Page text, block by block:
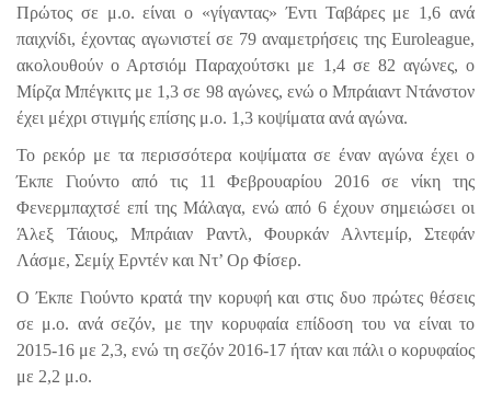
Πρώτος σε μ.ο. είναι ο «γίγαντας» Έντι Ταβάρες με 1,6 ανά
παιχνίδι, έχοντας αγωνιστεί σε 79 αναμετρήσεις της Euroleague,
ακολουθούν ο Αρτσιόμ Παραχούτσκι με 1,4 σε 82 αγώνες, ο
Μίρζα Μπέγκιτς με 1,3 σε 98 αγώνες, ενώ ο Μπράιαντ Ντάνστον
έχει μέχρι στιγμής επίσης μ.ο. 1,3 κοψίματα ανά αγώνα.
Το ρεκόρ με τα περισσότερα κοψίματα σε έναν αγώνα έχει ο
Έκπε Γιούντο από τις 11 Φεβρουαρίου 2016 σε νίκη της
Φενερμπαχτσέ επί της Μάλαγα, ενώ από 6 έχουν σημειώσει οι
Άλεξ Τάιους, Μπράιαν Ραντλ, Φουρκάν Αλντεμίρ, Στεφάν
Λάσμε, Σεμίχ Ερντέν και Ντ’ Ορ Φίσερ.
Ο Έκπε Γιούντο κρατά την κορυφή και στις δυο πρώτες θέσεις
σε μ.ο. ανά σεζόν, με την κορυφαία επίδοση του να είναι το
2015-16 με 2,3, ενώ τη σεζόν 2016-17 ήταν και πάλι ο κορυφαίος
με 2,2 μ.ο.